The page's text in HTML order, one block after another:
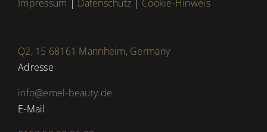
Impressum | Datenschutz | Cookie-Hinweis
Q2, 15 68161 Mannheim, Germany
Adresse
info@emel-beauty.de
E-Mail